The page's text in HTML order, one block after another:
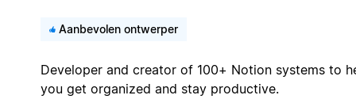
Aanbevolen ontwerper
Developer and creator of 100+ Notion systems to
you get organized and stay productive.